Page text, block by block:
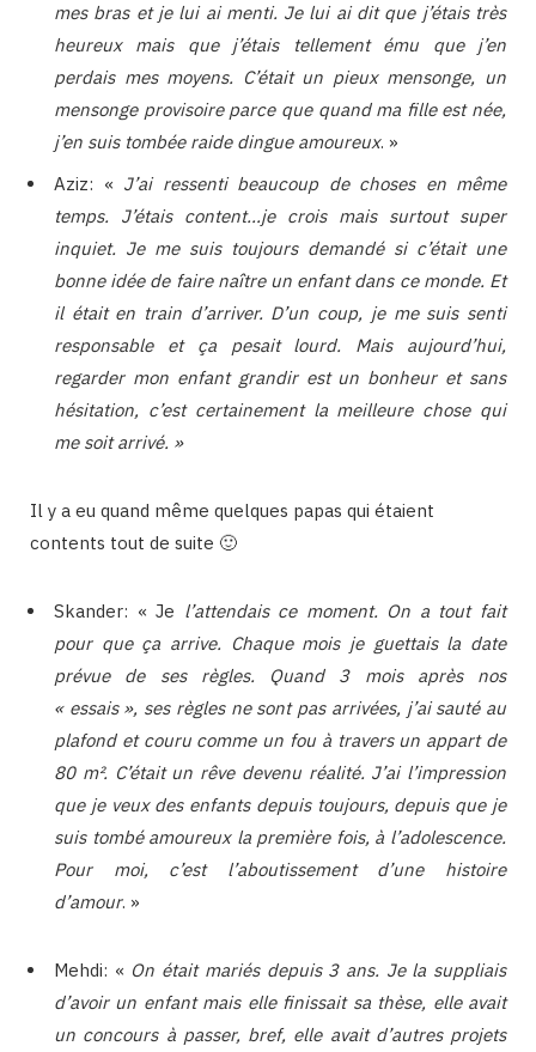
mes bras et je lui ai menti. Je lui ai dit que j’étais très
heureux mais que j’étais tellement ému que j’en
perdais mes moyens. C’était un pieux mensonge, un
mensonge provisoire parce que quand ma fille est née,
j’en suis tombée raide dingue amoureux. »
Aziz: « J’ai ressenti beaucoup de choses en même
temps. J’étais content…je crois mais surtout super
inquiet. Je me suis toujours demandé si c’était une
bonne idée de faire naître un enfant dans ce monde. Et
il était en train d’arriver. D’un coup, je me suis senti
responsable et ça pesait lourd. Mais aujourd’hui,
regarder mon enfant grandir est un bonheur et sans
hésitation, c’est certainement la meilleure chose qui
me soit arrivé. »
Il y a eu quand même quelques papas qui étaient
contents tout de suite 🙂
Skander: « Je l’attendais ce moment. On a tout fait
pour que ça arrive. Chaque mois je guettais la date
prévue de ses règles. Quand 3 mois après nos
« essais », ses règles ne sont pas arrivées, j’ai sauté au
plafond et couru comme un fou à travers un appart de
80 m². C’était un rêve devenu réalité. J’ai l’impression
que je veux des enfants depuis toujours, depuis que je
suis tombé amoureux la première fois, à l’adolescence.
Pour moi, c’est l’aboutissement d’une histoire
d’amour. »
Mehdi: « On était mariés depuis 3 ans. Je la suppliais
d’avoir un enfant mais elle finissait sa thèse, elle avait
un concours à passer, bref, elle avait d’autres projets